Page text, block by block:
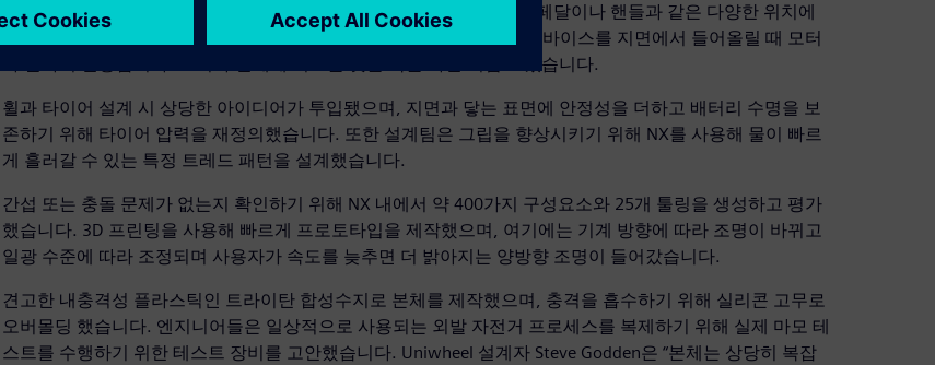
설계 프로세스 전반에 걸쳐 안전을 최우선 순위로 삼고 다양한 센서를 페달이나 핸들과 같은 다양한 위치에
포함시켜야 했습니다. 센서를 사용하면 페달에 발을 올리고 내릴 때, 디바이스를 지면에서 들어올릴 때 모터
가 알아서 반응합니다. 모터가 한계에 이르는 것을 막는 차단 지점도 있습니다.
휠과 타이어 설계 시 상당한 아이디어가 투입됐으며, 지면과 닿는 표면에 안정성을 더하고 배터리 수명을 보
존하기 위해 타이어 압력을 재정의했습니다. 또한 설계팀은 그립을 향상시키기 위해 NX를 사용해 물이 빠르
게 흘러갈 수 있는 특정 트레드 패턴을 설계했습니다.
간섭 또는 충돌 문제가 없는지 확인하기 위해 NX 내에서 약 400가지 구성요소와 25개 툴링을 생성하고 평가
했습니다. 3D 프린팅을 사용해 빠르게 프로토타입을 제작했으며, 여기에는 기계 방향에 따라 조명이 바뀌고
일광 수준에 따라 조정되며 사용자가 속도를 늦추면 더 밝아지는 양방향 조명이 들어갔습니다.
견고한 내충격성 플라스틱인 트라이탄 합성수지로 본체를 제작했으며, 충격을 흡수하기 위해 실리콘 고무로
오버몰딩 했습니다. 엔지니어들은 일상적으로 사용되는 외발 자전거 프로세스를 복제하기 위해 실제 마모 테
스트를 수행하기 위한 테스트 장비를 고안했습니다. Uniwheel 설계자 Steve Godden은 “본체는 상당히 복잡